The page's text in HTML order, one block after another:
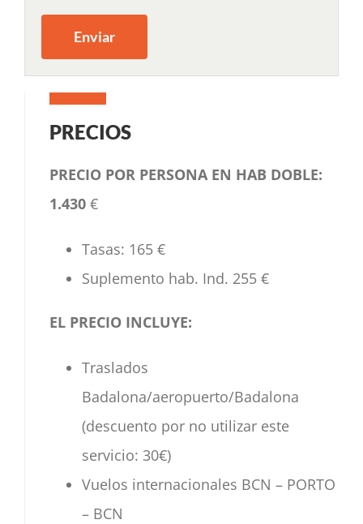
PRECIOS
PRECIO POR PERSONA EN HAB DOBLE:
1.430 €
Tasas: 165 €
Suplemento hab. Ind. 255 €
EL PRECIO INCLUYE:
Traslados
Badalona/aeropuerto/Badalona
(descuento por no utilizar este
servicio: 30€)
Vuelos internacionales BCN – PORTO
– BCN